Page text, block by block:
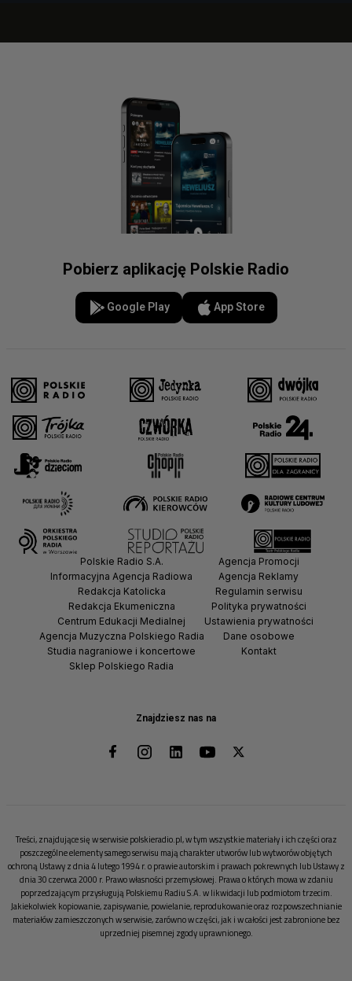
Pobierz aplikację Polskie Radio
Google Play App Store
Znajdziesz nas na
Polskie Radio S.A.
Informacyjna Agencja Radiowa
Redakcja Katolicka
Redakcja Ekumeniczna
Centrum Edukacji Medialnej
Agencja Muzyczna Polskiego Radia
Studia nagraniowe i koncertowe
Sklep Polskiego Radia
Agencja Promocji
Agencja Reklamy
Regulamin serwisu
Polityka prywatności
Ustawienia prywatności
Dane osobowe
Kontakt
Treści, znajdujące się w serwisie polskieradio.pl, w tym wszystkie materiały i ich części oraz
poszczególne elementy samego serwisu mają charakter utworów lub wytworów objętych
ochroną Ustawy z dnia 4 lutego 1994 r. o prawie autorskim i prawach pokrewnych lub Ustawy z
dnia 30 czerwca 2000 r. Prawo własności przemysłowej. Prawa o których mowa w zdaniu
poprzedzającym przysługują Polskiemu Radiu S.A. w likwidacji lub podmiotom trzecim.
Jakiekolwiek kopiowanie, zapisywanie, powielanie, reprodukowanie oraz rozpowszechnianie
materiałów zamieszczonych w serwisie, zarówno w części, jak i w całości jest zabronione bez
uprzedniej pisemnej zgody uprawnionego.